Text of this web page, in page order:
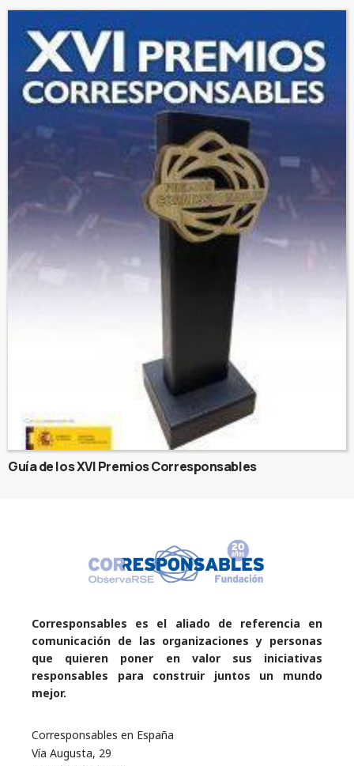
Guía de los XVI Premios Corresponsables
Corresponsables es el aliado de referencia en
comunicación de las organizaciones y personas
que quieren poner en valor sus iniciativas
responsables para construir juntos un mundo
mejor.
Corresponsables en España
Vía Augusta, 29